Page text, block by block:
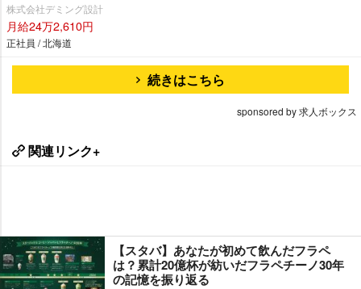
株式会社デミング設計
月給24万2,610円
正社員 / 北海道
続きはこちら
sponsored by 求人ボックス
関連リンク+
【スタバ】あなたが初めて飲んだフラペ
は？累計20億杯が紡いだフラペチーノ30年
の記憶を振り返る